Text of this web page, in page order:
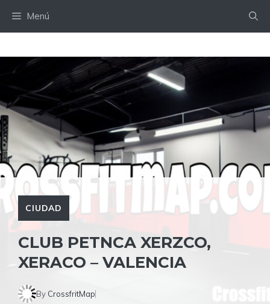
Menú
CIUDAD
CLUB PETNCA XERZCO,
XERACO – VALENCIA
By CrossfritMap